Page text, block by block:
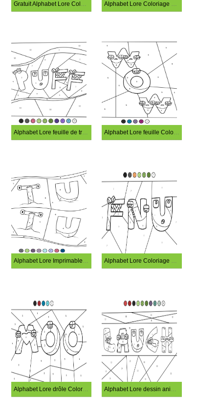
Gratuit Alphabet Lore Coloriage Magique Alphabet Lore Coloriage Magique Imprimable
Alphabet Lore feuille de travail Coloriage Magique Alphabet Lore feuille Coloriage Magique
Alphabet Lore Imprimable Coloriage Magique Alphabet Lore Coloriage Magique Gratuit
Alphabet Lore drôle Coloriage Magique Alphabet Lore dessin animé Coloriage Magique